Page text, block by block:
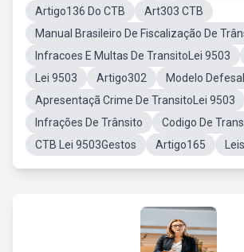
Artigo136 Do CTB
Art303 CTB
Manual Brasileiro De Fiscalização De
Infracoes E Multas De TransitoLei 9503
Lei 9503
Artigo302
Modelo
Apresentaçã Crime De TransitoLei 9503
Infrações De Trânsito
Codigo De
CTB Lei 9503Gestos
Artigo165